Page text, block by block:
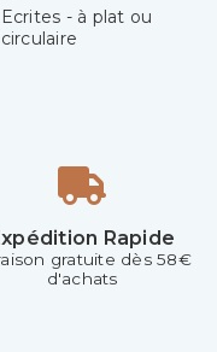
Ecrites - à plat ou
circulaire
Rapide
gratuite dès 58€
d'achats